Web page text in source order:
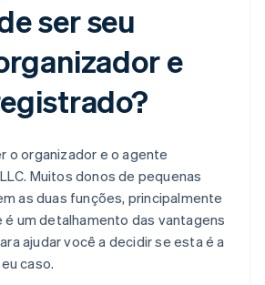
ser seu
e
o organizador e o agente
Muitos donos de pequenas
as duas funções, principalmente
é um detalhamento das vantagens
ajudar você a decidir se esta é a
caso.